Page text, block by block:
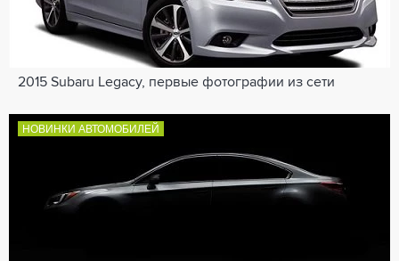
2015 Subaru Legacy, первые фотографии из сети
НОВИНКИ АВТОМОБИЛЕЙ